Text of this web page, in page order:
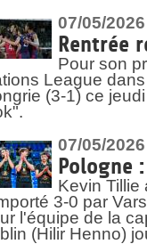
07/05/2026
Rentrée
Pour son
League
(3-1) ce
07/05/2026
Pologne
Kevin Tillie
3-0 par
l'équipe de la
(Hilir Henno)